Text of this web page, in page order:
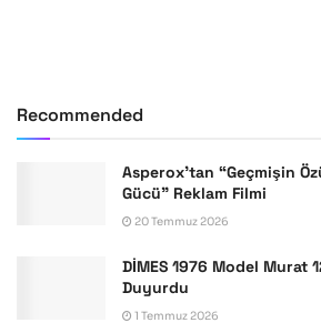
Recommended
Asperox’tan “Geçmişin
Gücü” Reklam Filmi
20 Temmuz 2026
DİMES 1976 Model Murat
Duyurdu
1 Temmuz 2026